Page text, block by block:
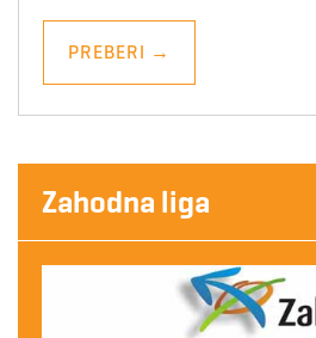
PREBERI →
Zahodna liga